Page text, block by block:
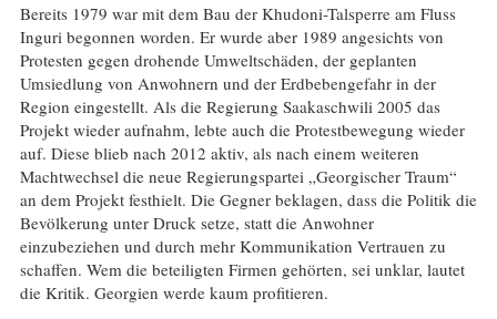
Bereits 1979 war mit dem Bau der Khudoni-Talsperre am Fluss
Inguri begonnen worden. Er wurde aber 1989 angesichts von
Protesten gegen drohende Umweltschäden, der geplanten
Umsiedlung von Anwohnern und der Erdbebengefahr in der
Region eingestellt. Als die Regierung Saakaschwili 2005 das
Projekt wieder aufnahm, lebte auch die Protestbewegung wieder
auf. Diese blieb nach 2012 aktiv, als nach einem weiteren
Machtwechsel die neue Regierungspartei „Georgischer Traum“
an dem Projekt festhielt. Die Gegner beklagen, dass die Politik die
Bevölkerung unter Druck setze, statt die Anwohner
einzubeziehen und durch mehr Kommunikation Vertrauen zu
schaffen. Wem die beteiligten Firmen gehörten, sei unklar, lautet
die Kritik. Georgien werde kaum profitieren.